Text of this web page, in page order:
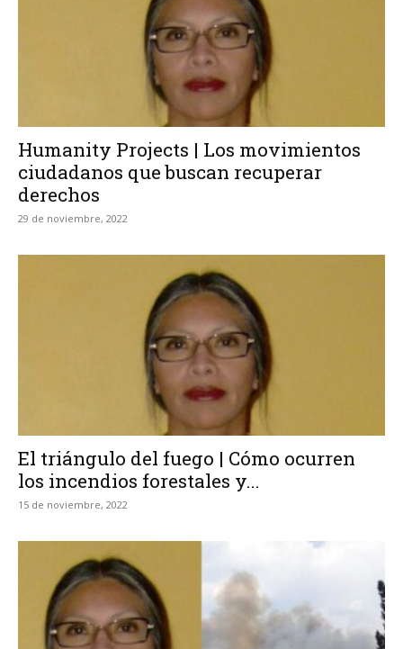
Humanity Projects | Los movimientos
ciudadanos que buscan recuperar
derechos
29 de noviembre, 2022
El triángulo del fuego | Cómo ocurren
los incendios forestales y...
15 de noviembre, 2022